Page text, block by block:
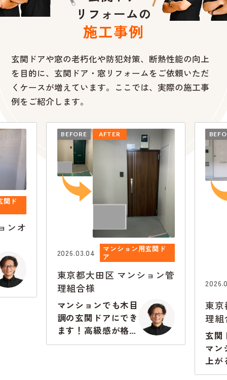
リフォームの
施工事例
玄関ドアや窓の老朽化や防犯対策、断熱性能の向上
を目的に、 玄関ドア・窓リフォームをご依頼いただ
くケースが増えています。ここでは、実際の施工事
例をご紹介します。
ド
ンオ
BEFORE AFTER
2026.03.04
マンション用玄関ド
ア
東京都大田区 マンション管
理組合様
マンションでも木目
調の玄関ドアにでき
ます！高級感が格段
に違います
東京
理組
玄関
マン
上が
から